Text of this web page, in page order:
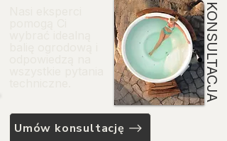
Umów konsultację
KONSULTACJA